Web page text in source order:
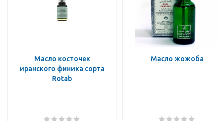
Масло косточек
иранского финика сорта
Rotab
Масло жожоба